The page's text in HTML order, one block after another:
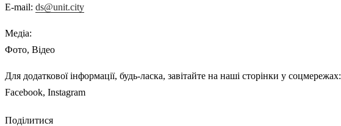
E-mail: ds@unit.city
Медіа:
Фото, Відео
Для додаткової інформації, будь-ласка, завітайте на наші сторінки у соцмережах:
Facebook, Instagram
Поділитися